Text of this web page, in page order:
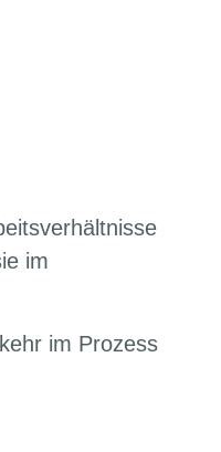
im
im Prozess